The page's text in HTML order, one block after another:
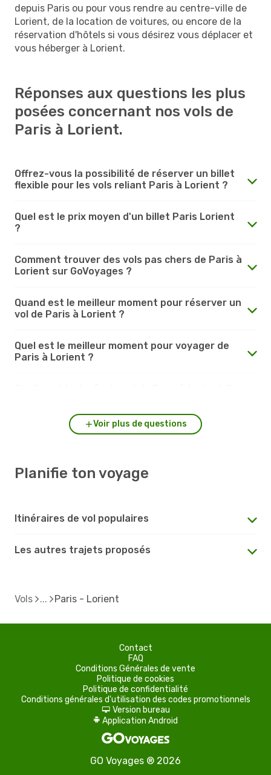
depuis Paris ou pour vous rendre au centre-ville de
Lorient, de la location de voitures, ou encore de la
réservation d'hôtels si vous désirez vous déplacer et
vous héberger à Lorient.
Réponses aux questions les plus
posées concernant nos vols de
Paris à Lorient.
Offrez-vous la possibilité de réserver un billet
flexible pour les vols reliant Paris à Lorient ?
Quel est le prix moyen d'un billet Paris Lorient
?
Comment trouver des vols pas chers de Paris à
Lorient sur GoVoyages ?
Quand est le meilleur moment pour réserver un
vol de Paris à Lorient ?
Quel est le meilleur moment pour voyager de
Paris à Lorient ?
Voir plus de questions
Planifie ton voyage
Itinéraires de vol populaires
Les autres trajets proposés
Vols Paris - Lorient
Contact
FAQ
Conditions Générales de vente
Politique de cookies
Politique de confidentialité
Conditions générales d'utilisation des codes promotionnels
d Version bureau
A Application Android
GO Voyages ® 2026